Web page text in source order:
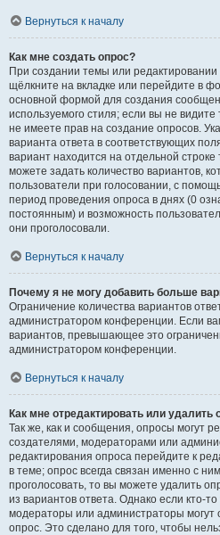
Вернуться к началу
Как мне создать опрос?
При создании темы или
щёлкните на вкладке или перейдите в
основной формой для создания
используемого стиля; если вы не
не имеете прав на создание опросов.
варианта ответа в соответствующих
вариант находится на отдельной строке
можете задать количество вариантов,
пользователи при голосовании, с
период проведения опроса в днях (0
постоянным) и возможность
они проголосовали.
Вернуться к началу
Почему я не могу добавить больше
Ограничение количества вариантов
администратором конференции. Если
вариантов, превышающее это
администратором конференции.
Вернуться к началу
Как мне отредактировать или удалить
Так же, как и сообщения, опросы могут
создателями, модераторами или
редактирования опроса перейдите к
в теме; опрос всегда связан именно с
проголосовать, то вы можете удалить
из вариантов ответа. Однако если кто-
модераторы или администраторы могут
опрос. Это сделано для того, чтобы